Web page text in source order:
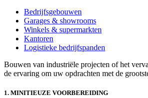
Bedrijfsgebouwen
Garages & showrooms
Winkels & supermarkten
Kantoren
Logistieke bedrijfspanden
Bouwen van industriële projecten of het
de ervaring om uw opdrachten met de
1. MINITIEUZE VOORBEREIDING